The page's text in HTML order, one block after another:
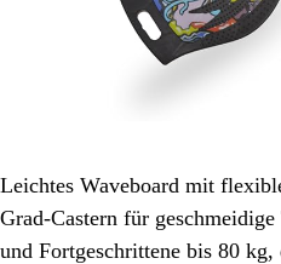
Leichtes Waveboard mit
Grad-Castern für
und Fortgeschrittene bis 80 kg,